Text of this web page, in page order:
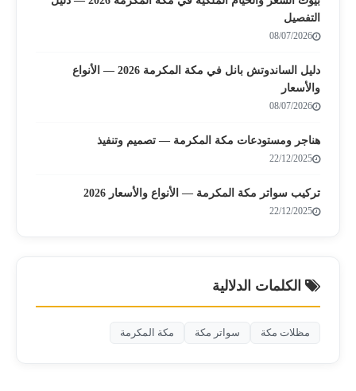
التفصيل
08/07/2026
دليل الساندوتش بانل في مكة المكرمة 2026 — الأنواع
والأسعار
08/07/2026
هناجر ومستودعات مكة المكرمة — تصميم وتنفيذ
22/12/2025
تركيب سواتر مكة المكرمة — الأنواع والأسعار 2026
22/12/2025
الكلمات الدلالية
مظلات مكة سواتر مكة مكة المكرمة